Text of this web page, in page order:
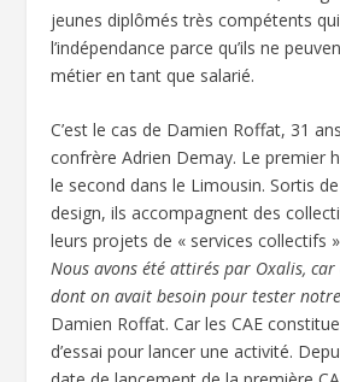
jeunes diplômés très compétents
l’indépendance parce qu’ils ne
métier en tant que salarié.
C’est le cas de Damien Roffat, 31
confrère Adrien Demay. Le premier
le second dans le Limousin. Sortis
design, ils accompagnent des
leurs projets de « services collectifs
Nous avons été attirés par Oxalis, car
dont on avait besoin pour tester
Damien Roffat. Car les CAE
d’essai pour lancer une activité.